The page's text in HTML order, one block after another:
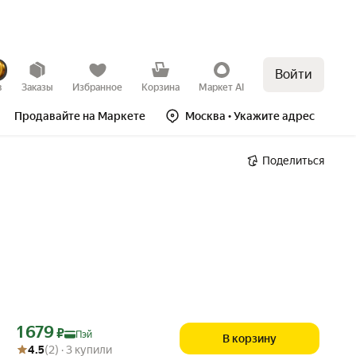
Заказы Избранное Корзина Маркет AI
Войти
Продавайте на Маркете Москва • Укажите адрес
Поделиться
Цена с картой Яндекс Пэй 1679 ₽ вместо
1 679₽
Пэй
Рейтинг товара: 4.5 из 5
Оценок: (2) · 3 купили
4.5(2) · 3 купили
В корзину